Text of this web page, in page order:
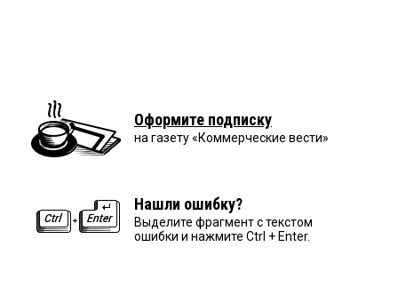
Оформите подписку
на газету «Коммерческие вести»
Нашли ошибку?
Выделите фрагмент с текстом
ошибки и нажмите Ctrl + Enter.